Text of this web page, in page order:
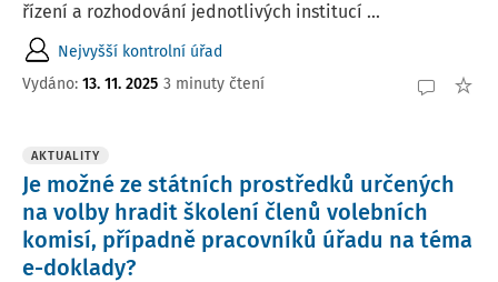
řízení a rozhodování jednotlivých institucí ...
Nejvyšší kontrolní úřad
Vydáno: 13. 11. 2025 3 minuty čtení
AKTUALITY
Je možné ze státních prostředků určených
na volby hradit školení členů volebních
komisí, případně pracovníků úřadu na téma
e-doklady?